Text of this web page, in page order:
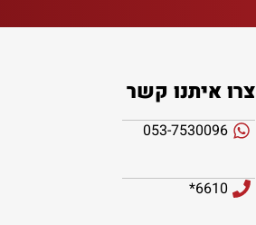
צרו איתנו קשר
053-7530096
6610*